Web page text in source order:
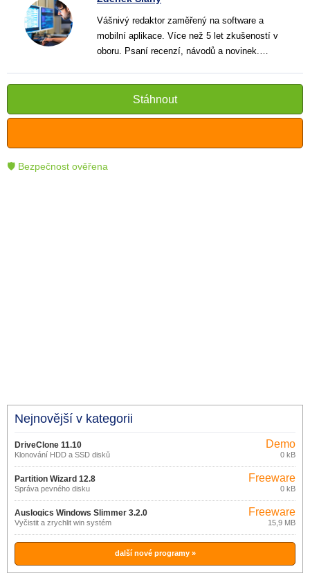
Vášnivý redaktor zaměřený na software a
mobilní aplikace. Více než 5 let zkušeností v
oboru. Psaní recenzí, návodů a novinek.
pomáhají čtenářům lépe porozumět a využít
moderní technologie.
Stáhnout
🛡 Bezpečnost ověřena
Nejnovější v kategorii
DriveClone 11.10
Klonování HDD a SSD disků
Demo
0 kB
Partition Wizard 12.8
Správa pevného disku
Freeware
0 kB
Auslogics Windows Slimmer 3.2.0
Vyčistit a zrychlit win systém
Freeware
15,9 MB
další nové programy »